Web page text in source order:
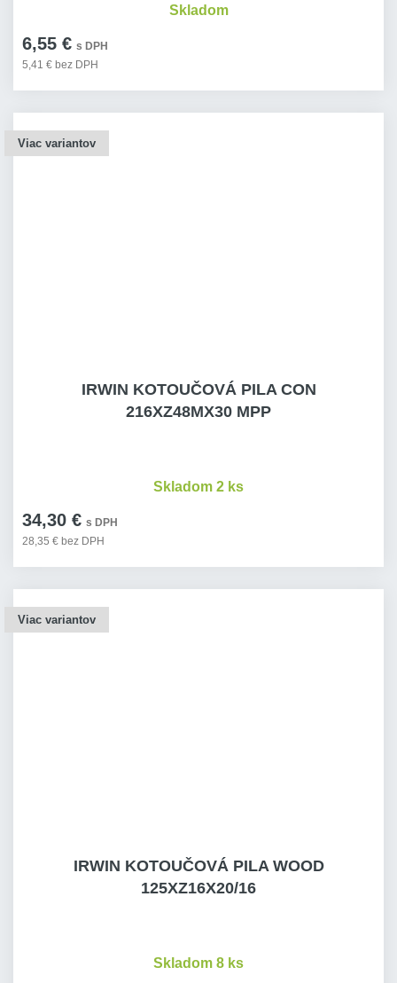
6,55 € s DPH
5,41 € bez DPH
Skladom
Viac variantov
IRWIN KOTOUČOVÁ PILA CON
216XZ48MX30 MPP
34,30 € s DPH
28,35 € bez DPH
Skladom 2 ks
Viac variantov
IRWIN KOTOUČOVÁ PILA WOOD
125XZ16X20/16
Skladom 8 ks